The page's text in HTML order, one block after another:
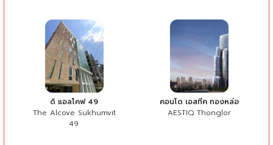
ดิ แอลโคฟ 49
The Alcove Sukhumvit
49
คอนโด เอสทีค ทองหล่อ
AESTIQ Thonglor